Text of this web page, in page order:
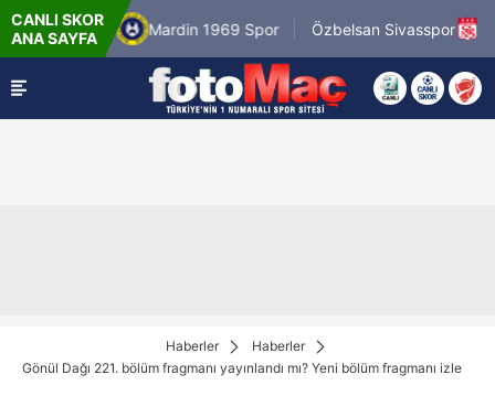
CANLI SKOR
ANA SAYFA
- Cum
Mardin 1969 Spor Özbelsan Sivasspor
8.8.2026
19:00
Haberler
Haberler
Gönül Dağı 221. bölüm fragmanı yayınlandı mı? Yeni bölüm fragmanı izle